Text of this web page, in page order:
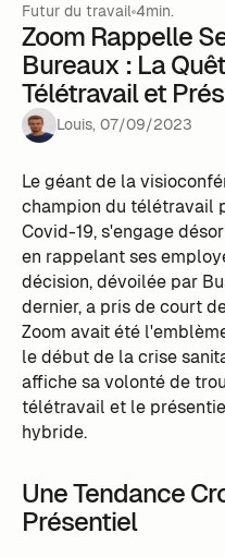
Futur du travail 4min.
Zoom Rappelle
Bureaux : La
Télétravail et
Louis, 07/09/2023
Le géant de la
champion du télétravail
Covid-19, s'engage
en rappelant ses
décision, dévoilée par
dernier, a pris de court
Zoom avait été
le début de la crise
affiche sa volonté de
télétravail et le
hybride.
Une Tendance
Présentiel